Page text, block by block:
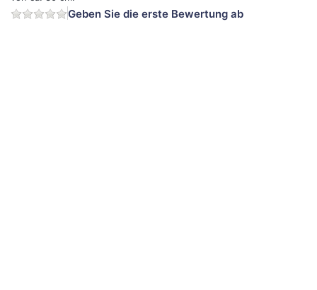
Geben Sie die erste Bewertung ab